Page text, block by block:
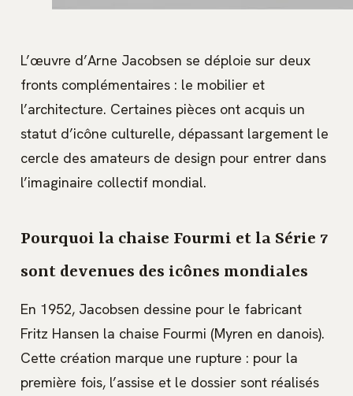
L’œuvre d’Arne Jacobsen se déploie sur deux
fronts complémentaires : le mobilier et
l’architecture. Certaines pièces ont acquis un
statut d’icône culturelle, dépassant largement le
cercle des amateurs de design pour entrer dans
l’imaginaire collectif mondial.
Pourquoi la chaise Fourmi et la Série 7
sont devenues des icônes mondiales
En 1952, Jacobsen dessine pour le fabricant
Fritz Hansen la chaise Fourmi (Myren en danois).
Cette création marque une rupture : pour la
première fois, l’assise et le dossier sont réalisés